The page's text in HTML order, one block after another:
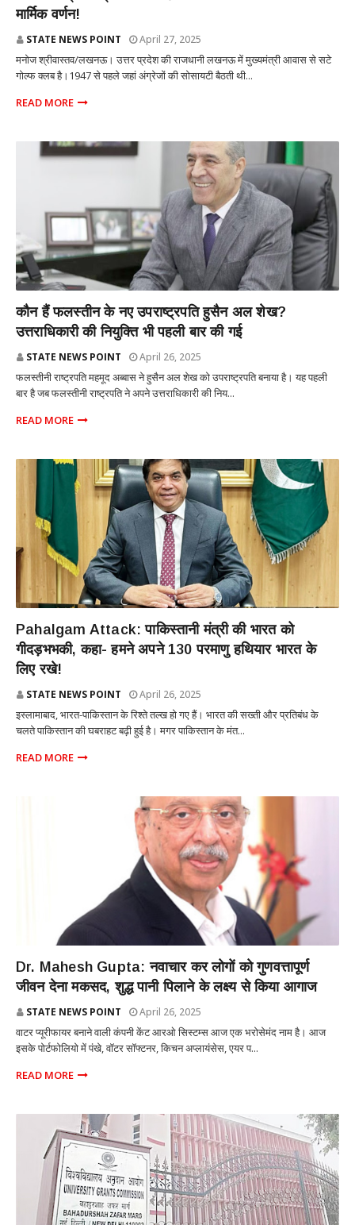
मार्मिक वर्णन!
STATE NEWS POINT April 27, 2025
मनोज श्रीवास्तव/लखनऊ। उत्तर प्रदेश की राजधानी लखनऊ में मुख्यमंत्री आवास से सटे
गोल्फ क्लब है।1947 से पहले जहां अंग्रेजों की सोसायटी बैठती थी...
READ MORE
कौन हैं फलस्तीन के नए उपराष्ट्रपति हुसैन अल शेख?
उत्तराधिकारी की नियुक्ति भी पहली बार की गई
STATE NEWS POINT April 26, 2025
फलस्तीनी राष्ट्रपति महमूद अब्बास ने हुसैन अल शेख को उपराष्ट्रपति बनाया है। यह पहली
बार है जब फलस्तीनी राष्ट्रपति ने अपने उत्तराधिकारी की निय...
READ MORE
Pahalgam Attack: पाकिस्तानी मंत्री की भारत को
गीदड़भभकी, कहा- हमने अपने 130 परमाणु हथियार भारत के
लिए रखे!
STATE NEWS POINT April 26, 2025
इस्लामाबाद, भारत-पाकिस्तान के रिश्ते तल्ख हो गए हैं। भारत की सख्ती और प्रतिबंध के
चलते पाकिस्तान की घबराहट बढ़ी हुई है। मगर पाकिस्तान के मंत...
READ MORE
Dr. Mahesh Gupta: नवाचार कर लोगों को गुणवत्तापूर्ण
जीवन देना मकसद, शुद्ध पानी पिलाने के लक्ष्य से किया आगाज
STATE NEWS POINT April 26, 2025
वाटर प्यूरीफायर बनाने वाली कंपनी केंट आरओ सिस्टम्स आज एक भरोसेमंद नाम है। आज
इसके पोर्टफोलियो में पंखे, वॉटर सॉफ्टनर, किचन अप्लायंसेस, एयर प...
READ MORE